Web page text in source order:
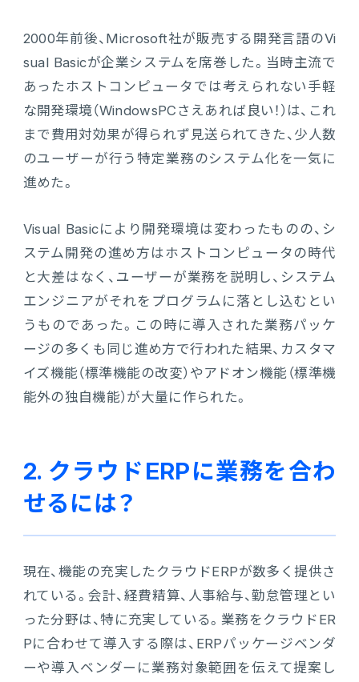
健康経営支援サービス
「Uwell（ユーウェル）」
販売管理
販売・購買・在庫管理
生産管理
生産管理
MES
Fit to Standard
連携ソリューション
サポートサービス
2000年前後、Microsoft社が販売する開発言語のVi
sual Basicが企業システムを席巻した。当時主流で
あったホストコンピュータでは考えられない手軽
な開発環境（WindowsPCさえあれば良い！）は、これ
まで費用対効果が得られず見送られてきた、少人数
のユーザーが行う特定業務のシステム化を一気に
進めた。
Visual Basicにより開発環境は変わったものの、シ
ステム開発の進め方はホストコンピュータの時代
と大差はなく、ユーザーが業務を説明し、システム
エンジニアがそれをプログラムに落とし込むとい
うものであった。この時に導入された業務パッケ
ージの多くも同じ進め方で行われた結果、カスタマ
イズ機能（標準機能の改変）やアドオン機能（標準機
能外の独自機能）が大量に作られた。
2. クラウドERPに業務を合わ
せるには？
現在、機能の充実したクラウドERPが数多く提供さ
れている。会計、経費精算、人事給与、勤怠管理とい
った分野は、特に充実している。業務をクラウドER
Pに合わせて導入する際は、ERPパッケージベンダ
ーや導入ベンダーに業務対象範囲を伝えて提案し